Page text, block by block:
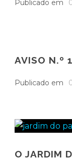
Publicado em
AVISO N.º
Publicado em
O JARDIM